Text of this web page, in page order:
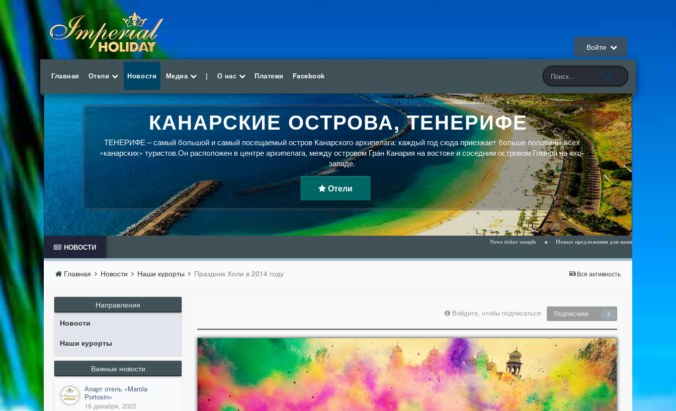
Войти
Главная Отели Новости Медиа | О нас Платежи Facebook
КАНАРСКИЕ ОСТРОВА, ТЕНЕРИФЕ
ТЕНЕРИФЕ – самый большой и самый посещаемый остров Канарского архипелага: каждый год сюда приезжает больше половины всех
«канарских» туристов.Он расположен в центре архипелага, между островом Гран Канария на востоке и соседним островом Гомера на юго-
западе.
Отели
НОВОСТИ
News ticker sample Новые предложения для наших клиентов - читайте раздел
Вся активность
Главная Новости Наши курорты Праздник Холи в 2014 году
Направления
Новости
Наши курорты
Важные новости
Апарт отель «Marola
Portosin»
16 декабря, 2022
Войдите, чтобы подписаться Подписчики 0